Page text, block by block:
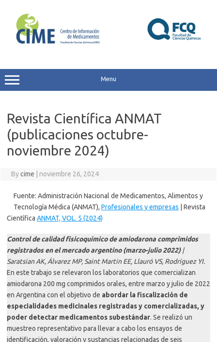
content
Menu
Revista Científica ANMAT
(publicaciones octubre-
noviembre 2024)
Bycime noviembre 26, 2024
Fuente: Administración Nacional de Medicamentos, Alimentos y
Tecnología Médica (ANMAT), Profesionales y empresas | Revista
Científica ANMAT, VOL. 5 (2024)
Control de calidad fisicoquímico de amiodarona comprimidos
registrados en el mercado argentino (marzo-julio 2022)|
Saratsian AK, Álvarez MP, Saint Martin EE, Llauró VS, Rodríguez YI.
En este trabajo se relevaron los laboratorios que comercializan
amiodarona 200 mg comprimidos orales, entre marzo y julio de 2022
en Argentina con el objetivo de abordar la fiscalización de
especialidades medicinales registradas y comercializadas, y
poder detectar medicamentos subestándar. Se realizó un
muestreo representativo para llevar a cabo los ensayos de
identificación, valoración y sustancias relacionadas de seis